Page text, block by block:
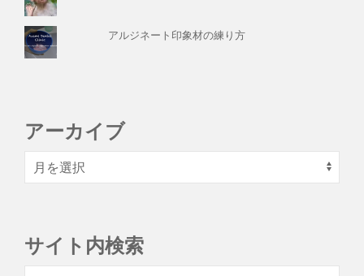
アルジネート印象材の練り方
アーカイブ
サイト内検索